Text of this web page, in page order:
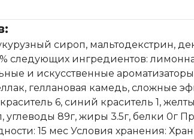
сироп, мальтодекстрин,
следующих ингредиентов:
и искусственные
геллановая камедь, сложные
6, синий краситель 1,
углеводы 89г, жиры 3.5г, белки 0г
15 мес Условия хранения: